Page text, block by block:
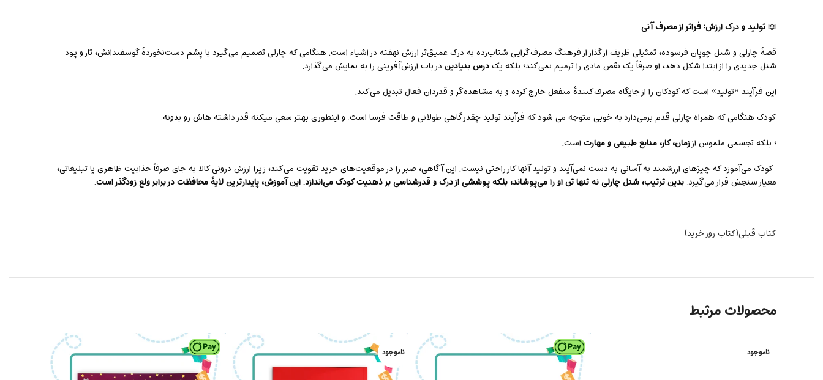
📖تولید و درک ارزش: فراتر از مصرف آنی
قصهٔ چارلی و شنل چوپانِ فرسوده، تمثیلی ظریف از گذار از فرهنگ مصرف‌گرایی شتاب‌زده به درک عمیق‌تر ارزش نهفته در اشیاء است. هنگامی که چارلی تصمیم می‌گیرد با پشم دست‌نخوردهٔ گوسفندانش، تار و پود
شنل جدیدی را از ابتدا شکل دهد، او صرفاً یک نقص مادی را ترمیم نمی‌کند؛ بلکه یکدرس بنیادین در باب ارزش‌آفرینی را به نمایش می‌گذارد.
این فرآیند «تولید» است که کودکان را از جایگاه مصرف‌کنندهٔ منفعل خارج کرده و به مشاهده‌گر و قدردان فعال تبدیل می‌کند.
کودک هنگامی که همراه چارلی قدم برمی‌دارد.به خوبی متوجه می شود که فرآیند تولید چقدر گاهی طولانی و طاقت فرسا است. و اینطوری بهتر سعی میکنه قدر داشته هاش رو بدونه.
؛ بلکه تجسمی ملموس اززمان، کار، منابع طبیعی و مهارت است.
کودک می‌آموزد که چیزهای ارزشمند به آسانی به دست نمی‌آیند و تولید آنها کار راحتی نیست. این آگاهی، صبر را در موقعیت‌های خرید تقویت می‌کند، زیرا ارزش درونی کالا به جای صرفاً جذابیت ظاهری یا تبلیغاتی،
معیار سنجش قرار می‌گیرد.بدین ترتیب، شنل چارلی نه تنها تن او را می‌پوشاند، بلکه پوششی از درک و قدرشناسی بر ذهنیت کودک می‌اندازد.این آموزش، پایدارترین لایهٔ محافظت در برابر ولع زودگذر است.
کتاب قبلی(کتاب روز خرید)
محصولات مرتبط
ناموجود ناموجود